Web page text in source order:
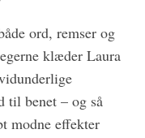
ord, remser og
klæder Laura
til benet – og så
modne effekter